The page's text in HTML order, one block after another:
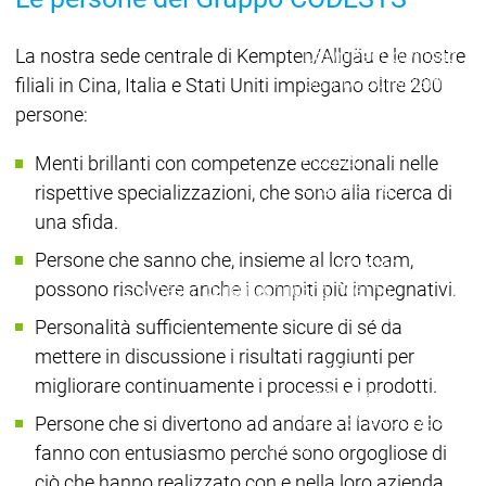
DownloadDownload
Distribuzione
EngineeringEngineering
Prodotti
Engineering
AI-supported
Engineering
Professional
Application
Composer
CODESYS 4CODESYS 4
Prodotti
La nostra sede centrale di Kempten/Allgäu e le nostre
filiali in Cina, Italia e Stati Uniti impiegano oltre 200
persone:
Menti brillanti con competenze eccezionali nelle
rispettive specializzazioni, che sono alla ricerca di
una sfida.
Persone che sanno che, insieme al loro team,
possono risolvere anche i compiti più impegnativi.
Personalità sufficientemente sicure di sé da
mettere in discussione i risultati raggiunti per
migliorare continuamente i processi e i prodotti.
Persone che si divertono ad andare al lavoro e lo
fanno con entusiasmo perché sono orgogliose di